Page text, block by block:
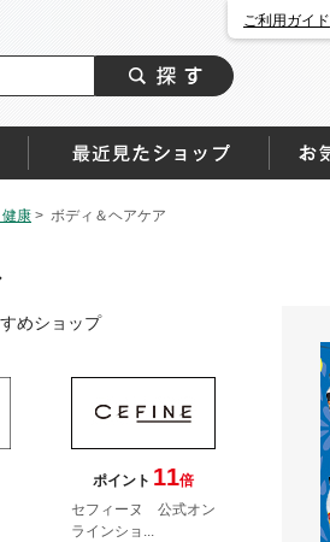
ご利用ガイド
康 > ボディ＆ヘアケア
めショップ
ポイント 11倍
セフィーヌ 公式オン
ラインショ...